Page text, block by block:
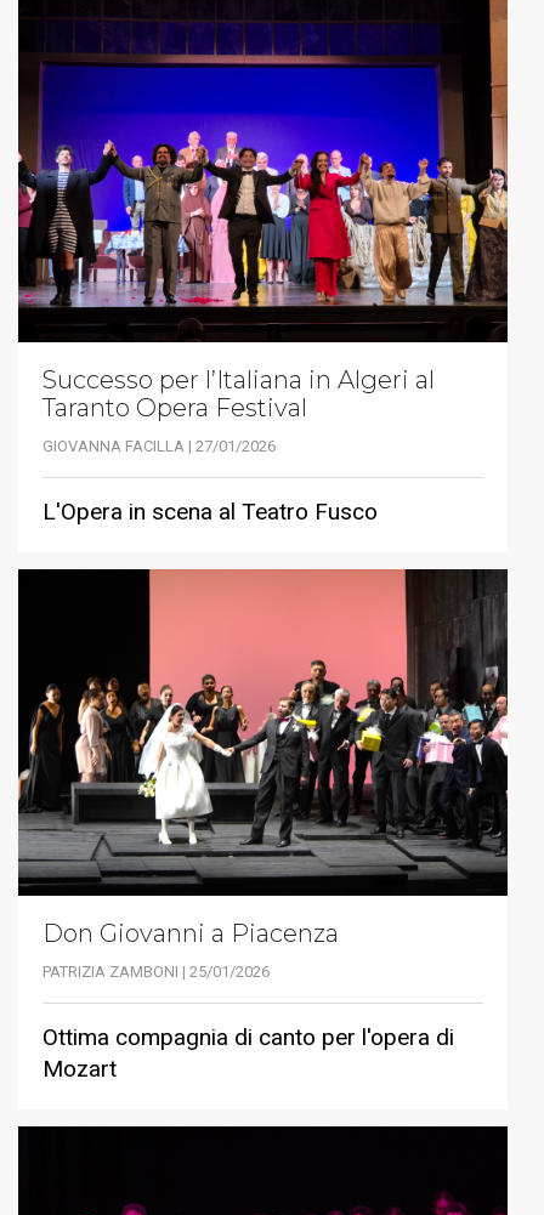
Successo per l’Italiana in Algeri al
Taranto Opera Festival
GIOVANNA FACILLA | 27/01/2026
L'Opera in scena al Teatro Fusco
Don Giovanni a Piacenza
PATRIZIA ZAMBONI | 25/01/2026
Ottima compagnia di canto per l'opera di
Mozart